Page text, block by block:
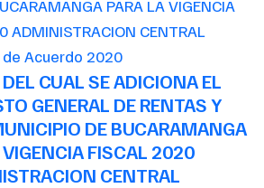
de Acuerdo 2020
CUAL SE ADICIONA EL
GENERAL DE RENTAS Y
DE BUCARAMANGA
VIGENCIA FISCAL 2020
CENTRAL